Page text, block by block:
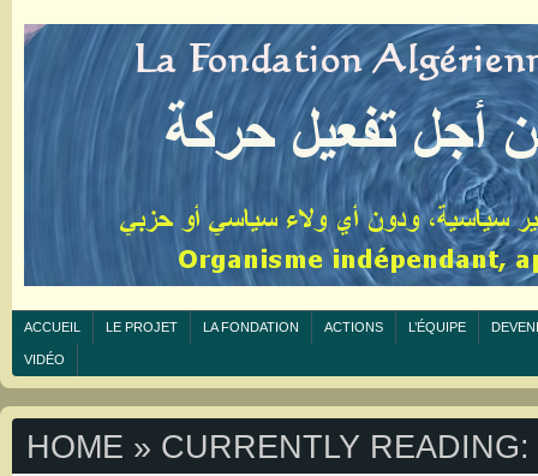
ACCUEIL LE PROJET LA FONDATION ACTIONS L’ÉQUIPE
VIDÉO
HOME » CURRENTLY READING: